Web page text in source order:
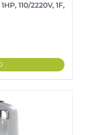
110/2220V, 1F,